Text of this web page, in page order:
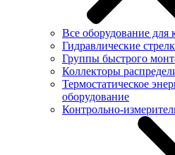
Все оборудование для
Гидравлические
Группы быстрого
Коллекторы
Термостатическое
оборудование
Контрольно-